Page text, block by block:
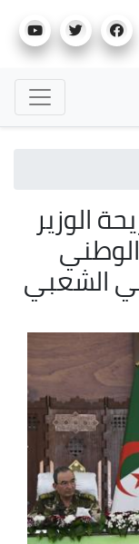
الوزير
الشعبي